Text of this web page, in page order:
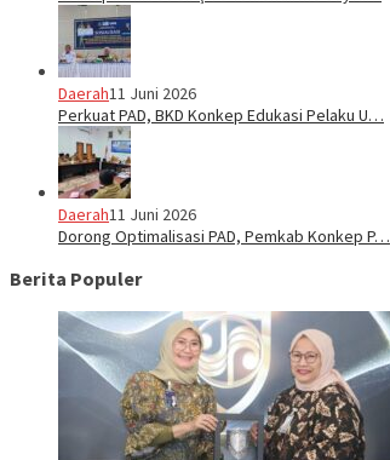
Daerah11 Juni 2026
Perkuat PAD, BKD Konkep Edukasi Pelaku U…
Daerah11 Juni 2026
Dorong Optimalisasi PAD, Pemkab Konkep P…
Berita Populer